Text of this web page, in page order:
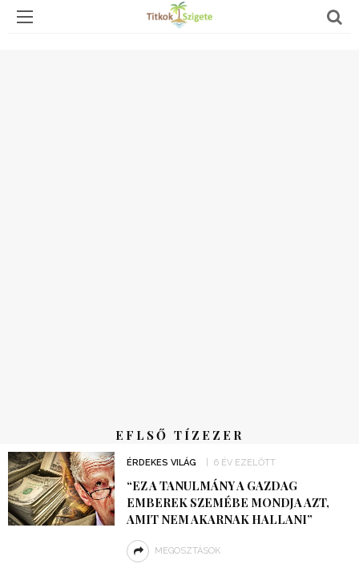
EFLSŐ TÍZEZER
ÉRDEKES VILÁG 6 ÉV EZELŐTT
“EZ A TANULMÁNY A GAZDAG
EMBEREK SZEMÉBE MONDJA AZT,
AMIT NEM AKARNAK HALLANI”
MEGOSZTÁSOK